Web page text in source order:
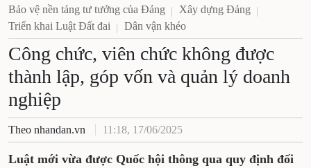
Bảo vệ nền tảng tư tưởng của Đảng
Xây dựng Đảng
Triển khai Luật Đất đai
Dân vận khéo
Công chức, viên chức không được
thành lập, góp vốn và quản lý doanh
nghiệp
Theo nhandan.vn 11:18, 17/06/2025
Luật mới vừa được Quốc hội thông qua quy định đối